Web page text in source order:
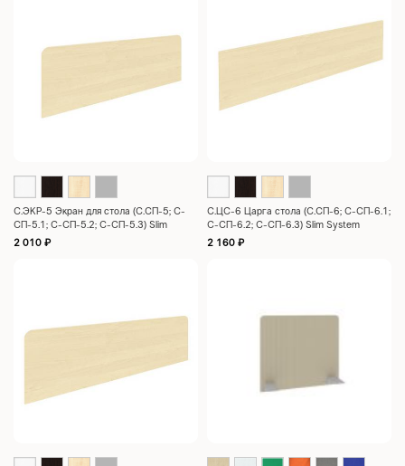
С.ЭКР-5 Экран для стола (С.СП-5; С-
СП-5.1; С-СП-5.2; С-СП-5.3) Slim
System 1290x435x18
2 010 ₽
С.ЦC-6 Царга стола (С.СП-6; С-СП-6.1;
С-СП-6.2; С-СП-6.3) Slim System
1490x435x18
2 160 ₽